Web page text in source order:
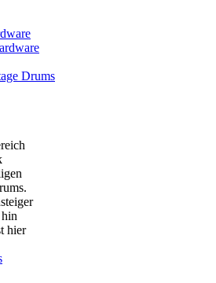
Drums
hier